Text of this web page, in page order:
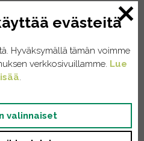
evästeitä
Hyväksymällä tämän voimme
verkkosivuillamme. Lue
.
valinnaiset